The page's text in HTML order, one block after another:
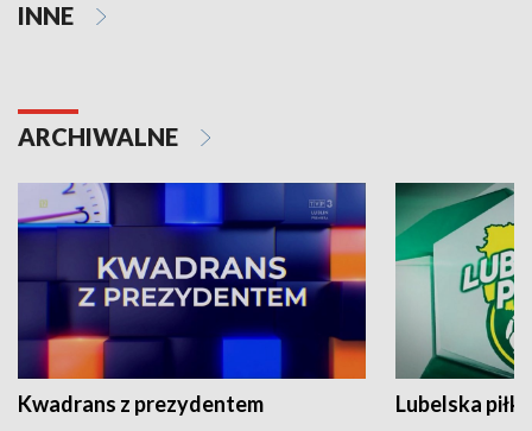
INNE
ARCHIWALNE
Kwadrans z prezydentem Lubelska piłka